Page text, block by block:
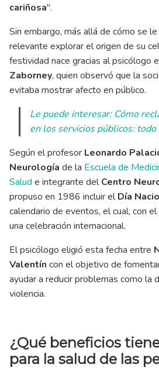
cariñosa".
Sin embargo, más allá de cómo se
relevante explorar el origen de su
festividad nace gracias al psicólogo
Zaborney, quien observó que la
evitaba mostrar afecto en público.
Le puede interesar: Cómo
en los servicios públicos:
Según el profesor Leonardo
Neurología de la Escuela de
Salud e integrante delCentro
propuso en 1986 incluir elDía
calendario de eventos, el cual, con
una celebración internacional.
El psicólogo eligió esta fecha entre
Valentín con el objetivo de
ayudar a reducir problemas como la
violencia.
¿Qué beneficios
para la salud de las